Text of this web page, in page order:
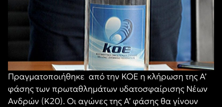
Πραγματοποιήθηκε από την ΚΟΕ η κλήρωση της Α’
φάσης των πρωταθλημάτων υδατοσφαίρισης Νέων
Ανδρών (Κ20). Οι αγώνες της Α’ φάσης θα γίνουν